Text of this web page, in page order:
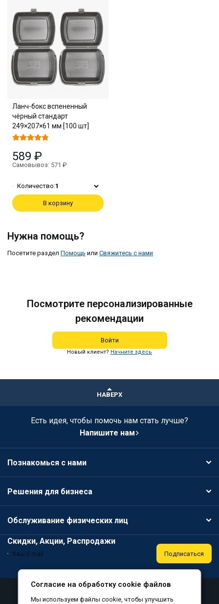
Ланч-бокс вспененный
чёрный стандарт
249×207×61 мм [100 шт]
589 ₽
Самовывоз: 571 ₽
Количество:1
В корзину
Нужна помощь?
Посетите раздел Помощь или Свяжитесь с нами
Посмотрите персонализированные
рекомендации
Войти
Новый клиент? Начните здесь
НАВЕРХ
Есть идея, чтобы помочь нам стать лучше?
Напишите нам
Познакомься с нами
Решения для бизнеса
Обслуживание физических лиц
Скидки, Акции, Распродажи
Подписаться
Политика конфиденциальности
Согласие на обработку cookie файлов
Мы используем файлы cookie, чтобы улучшить